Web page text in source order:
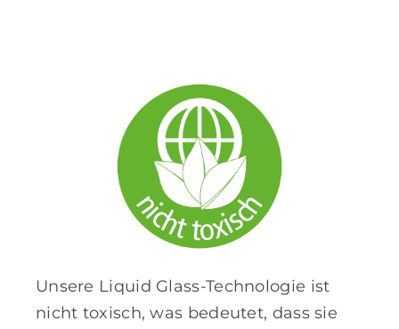
Unsere Liquid Glass-Technologie ist
nicht toxisch, was bedeutet, dass sie